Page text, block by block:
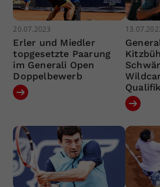
20.07.2023
Erler und Miedler
topgesetzte Paarung
im Generali Open
Doppelbewerb